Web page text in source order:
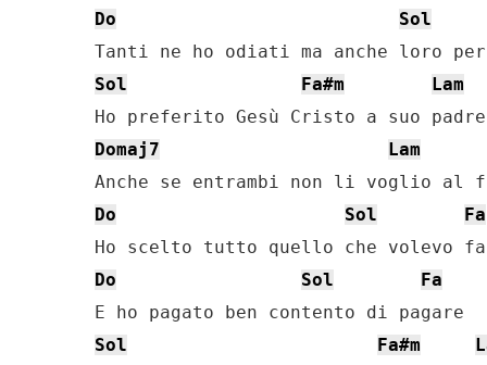
Do Sol
Sol Fa#m
Lam
Domaj7
Lam
Do Sol Fa
Do Sol
Fa
Sol
Fa#m